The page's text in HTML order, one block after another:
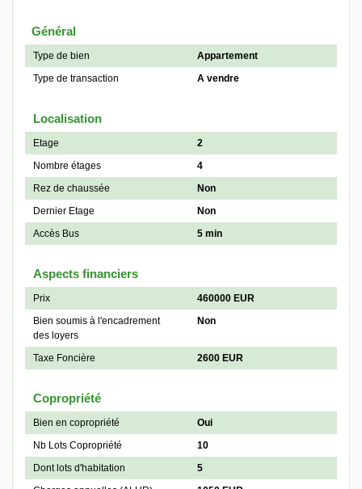
Général
Type de bien
Appartement
Type de transaction
A vendre
Localisation
Etage
2
Nombre étages
4
Rez de chaussée
Non
Dernier Etage
Non
Accès Bus
5 min
Aspects financiers
Prix
460000 EUR
Bien soumis à l'encadrement
des loyers
Non
Taxe Foncière 2600 EUR
Copropriété
Bien en copropriété
Oui
Nb Lots Copropriété
10
Dont lots d'habitation
5